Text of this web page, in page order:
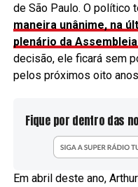
de São Paulo. O político
maneira unânime, na
plenário da
decisão, ele ficará sem
pelos próximos oito
Fique por dentro das
Em abril deste ano,